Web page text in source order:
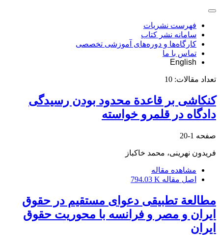
فهرست نشریات
سامانه نشر کتاب
کارگاه‌ها و دوره‌های آموزشی تخصصی
تماس با ما
English
تعداد مقالات: 10
کنکاشی بر قاعدة محدود بودن رسیدگی
دادگاه در قلمرو خواسته
صفحه 1-20
فریدون نهرینی، محمد خاکباز
مشاهده مقاله
اصل مقاله 794.03 K
مطالعة تطبیقی دعوای مستقیم در حقوق
ایران و مصر و فرانسه با محوریت حقوق
ایران